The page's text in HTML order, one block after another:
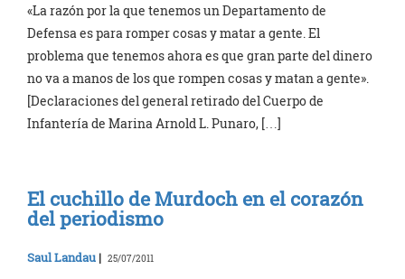
«La razón por la que tenemos un Departamento de
Defensa es para romper cosas y matar a gente. El
problema que tenemos ahora es que gran parte del dinero
no va a manos de los que rompen cosas y matan a gente».
[Declaraciones del general retirado del Cuerpo de
Infantería de Marina Arnold L. Punaro, […]
El cuchillo de Murdoch en el corazón
del periodismo
Saul Landau | 25/07/2011